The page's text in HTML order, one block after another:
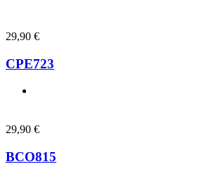
29,90 €
CPE723
29,90 €
BCO815